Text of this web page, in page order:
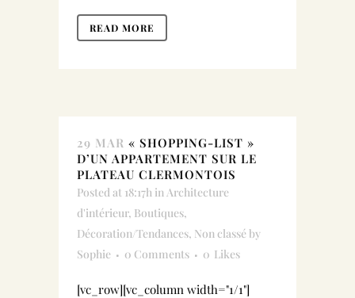
READ MORE
29 MAR « SHOPPING-LIST »
D’UN APPARTEMENT SUR LE
PLATEAU CLERMONTOIS
Posted at 18:17h inArchitecture
d'intérieur, Boutiques,
Décoration/Tendances, Non classé by
Sophie
0 Comments 0 Likes
[vc_row][vc_column width="1/1"]